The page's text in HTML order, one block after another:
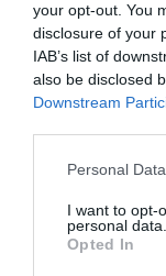
your opt-out. You
disclosure of your
IAB’s list of
also be disclosed
Downstream
Personal
I want to opt-
personal data.
Opted In